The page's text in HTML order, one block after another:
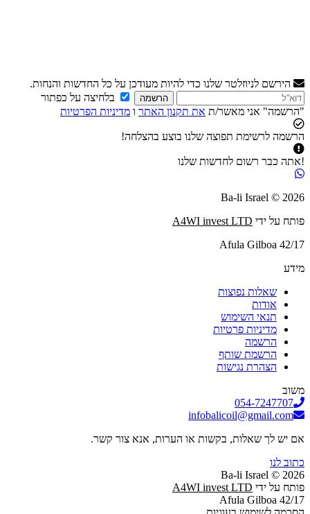
הירשם לניוזלטר שלנו כדי להיות מעודכן על כל החדשות והנחות.
הרשמה
בלחיצה על כפתור
"הרשמה" אני מאשר/ת את תקנון האתר ו מדיניות הפרטיות
הרשמה לרשימת תפוצה שלנו בוצע בהצלחה!
!אתה כבר רשום לחדשות שלנו
2026 © Ba-li Israel
פותח על ידי A4WI invest LTD
Afula Gilboa 42/17
מידע
שאלות נפוצות
אודות
תנאי השימוש
מדיניות פרטיות
הרשמה
הרשמת שותף
הצהרת נגישות
משוב
054-7247707
infobalicoil@gmail.com
אם יש לך שאלות, בקשות או הערות, אנא צור קשר.
כתוב לנו
2026 © Ba-li Israel
פותח על ידי A4WI invest LTD
Afula Gilboa 42/17